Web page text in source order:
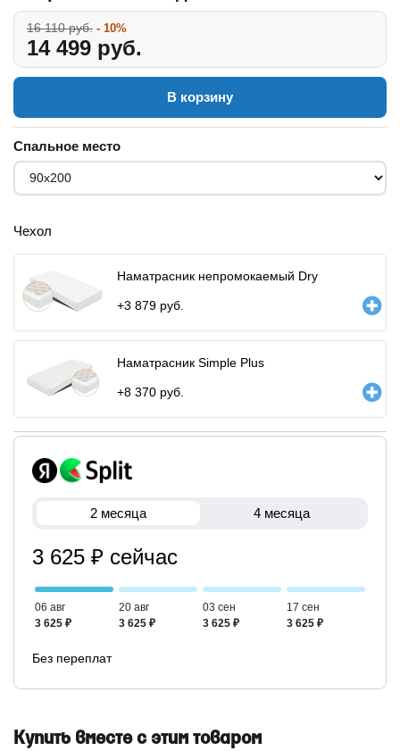
16 110 руб. - 10%
14 499 руб.
В корзину
Спальное место
Чехол
Наматрасник непромокаемый Dry
+3 879 руб.
Наматрасник Simple Plus
+8 370 руб.
2 месяца 4 месяца
3 625 ₽ сейчас
06 авг
3 625 ₽
20 авг
3 625 ₽
03 сен
3 625 ₽
17 сен
3 625 ₽
Без переплат
Купить вместе с этим товаром